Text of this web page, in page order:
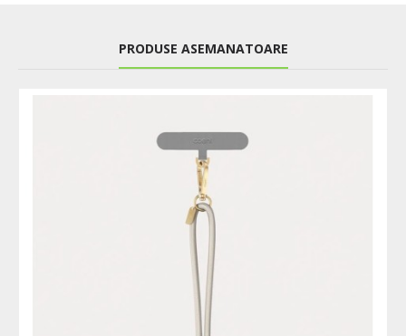
PRODUSE ASEMANATOARE